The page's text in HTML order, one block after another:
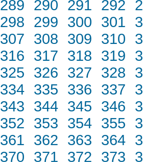
289
290 291 292
298
299 300 301
307
308 309 310
316
317 318 319
325
326 327 328
334 335 336 337
343
344 345 346
352
353 354 355
361
362 363 364
370
371 372 373